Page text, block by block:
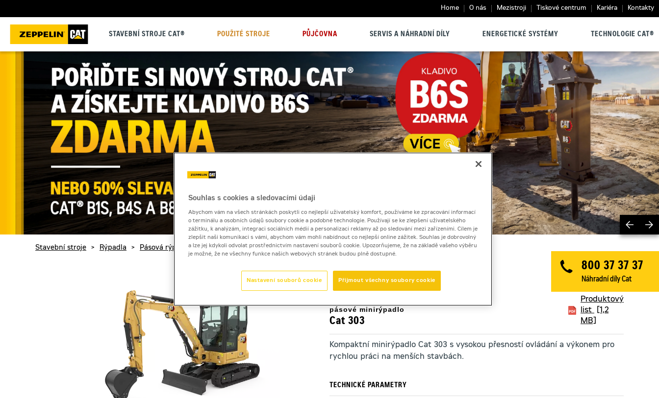
Home O nás Mezistroji Tiskové centrum Kariéra Kontakty
STAVEBNÍ STROJE CAT® POUŽITÉ STROJE PŮJČOVNA SERVIS A NÁHRADNÍ DÍLY ENERGETICKÉ SYSTÉMY TECHNOLOGIE CAT®
800 37 37 37
Náhradní díly Cat
Stavební stroje > Rýpadla > Pásová rýpadla > Mini-rýpadla 0,9 až 10 tun > Cat 303
pásové minirýpadlo
Cat 303
Brožura
[2,4 MB]
Produktový
list
[1,2
MB]
Kompaktní minirýpadlo Cat 303 s vysokou přesností ovládání a výkonem pro
rychlou práci na menších stavbách.
TECHNICKÉ PARAMETRY
Souhlas s cookies a sledovacími údaji
Abychom vám na všech stránkách poskytli co nejlepší uživatelský komfort, používáme ke zpracování informací
o terminálu a osobních údajů soubory cookie a podobné technologie. Používají se ke zlepšení uživatelského
zážitku, k analýzám, integraci sociálních médií a personalizaci reklamy až po sledování mezi zařízeními. Cílem je
zlepšit naši komunikaci s vámi, abychom vám mohli nabídnout co nejlepší online zážitek. Souhlas je dobrovolný
a lze jej kdykoli odvolat prostřednictvím nastavení souborů cookie. Upozorňujeme, že na základě vašeho výběru
je možné, že ne všechny funkce našich webových stránek budou plně dostupné.
Přijmout všechny soubory cookie
Nastavení souborů cookie